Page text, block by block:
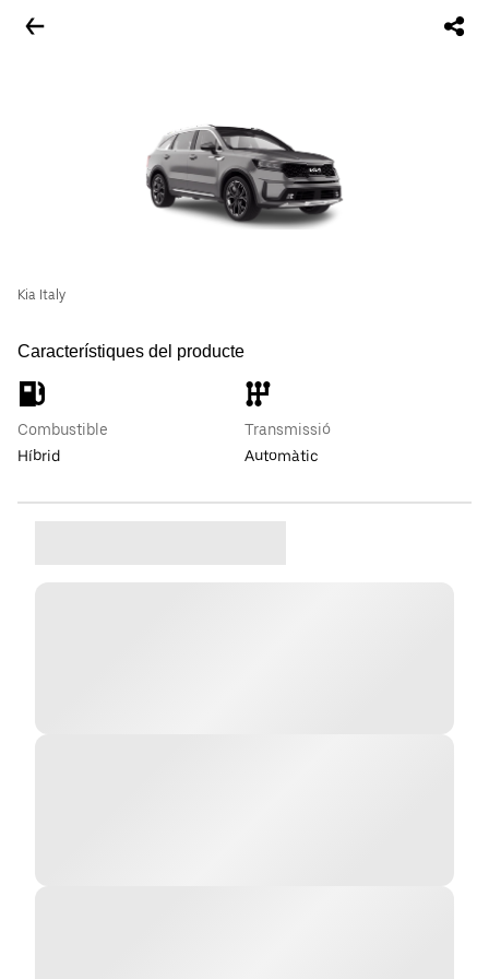
Kia Italy
Característiques del producte
Combustible
Híbrid
Transmissió
Automàtic